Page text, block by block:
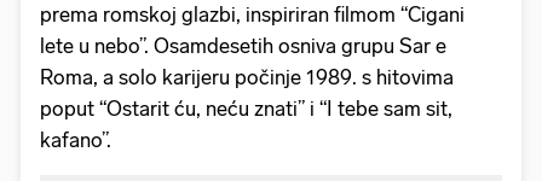
prema romskoj glazbi, inspiriran filmom “Cigani
lete u nebo”. Osamdesetih osniva grupu Sar e
Roma, a solo karijeru počinje 1989. s hitovima
poput “Ostarit ću, neću znati” i “I tebe sam sit,
kafano”.